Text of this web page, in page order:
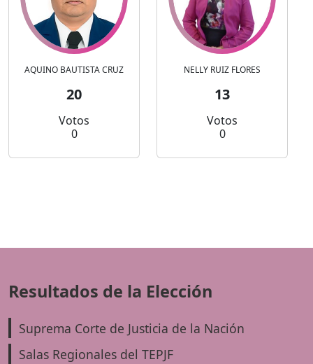
AQUINO BAUTISTA CRUZ
20
Votos
0
NELLY RUIZ FLORES
13
Votos
0
Resultados de la Elección
Suprema Corte de Justicia de la Nación
Salas Regionales del TEPJF